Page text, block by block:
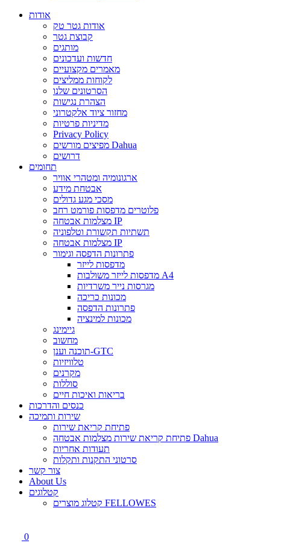
אודות
אודות גטר טק
קבוצת גטר
מותגים
חדשות ועדכונים
מאמרים מקצועיים
לקוחות ממליצים
הסרטונים שלנו
הצהרת נגישות
מחזור ציוד אלקטרוני
מדיניות פרטיות
Privacy Policy
מפיצים מורשים Dahua
דרושים
תחומים
ארגונומיה ומטהרי אוויר
אבטחת מידע
מסכי מגע גדולים
פלוטרים מדפסות פורמט רחב
מצלמות אבטחה IP
תשתיות תקשורת וטלפוניה
מצלמות אבטחה IP
פתרונות הדפסה וגימור
מדפסות לייזר
מדפסות לייזר משולבות A4
מגרסות נייר משרדיות
מכונות כריכה
פתרונות הדפסה
מכונות למינציה
גיימינג
מחשוב
תוכנה וענן-GTC
טלוויזיות
מקרנים
סוללות
בריאות ואיכות חיים
כנסים והדרכות
שירות ותמיכה
פתיחת קריאת שירות
פתיחת קריאת שירות מצלמות אבטחה Dahua
תעודות אחריות
סרטוני התקנות ותקלות
צור קשר
About Us
קטלוגים
קטלוג מוצרים FELLOWES
0